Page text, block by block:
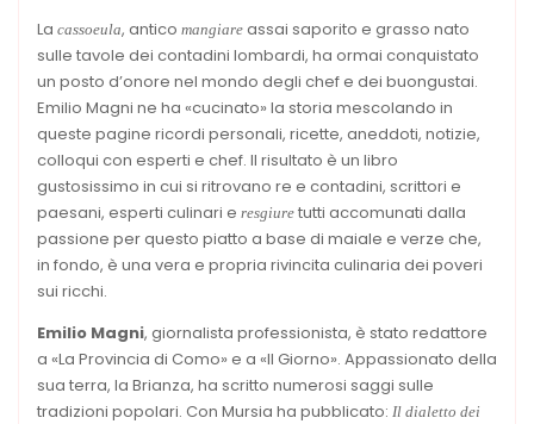
La cassoeula, antico mangiare assai saporito e grasso nato
sulle tavole dei contadini lombardi, ha ormai conquistato
un posto d’onore nel mondo degli chef e dei buongustai.
Emilio Magni ne ha «cucinato» la storia mescolando in
queste pagine ricordi personali, ricette, aneddoti, notizie,
colloqui con esperti e chef. Il risultato è un libro
gustosissimo in cui si ritrovano re e contadini, scrittori e
paesani, esperti culinari e resgiure tutti accomunati dalla
passione per questo piatto a base di maiale e verze che,
in fondo, è una vera e propria rivincita culinaria dei poveri
sui ricchi.
Emilio Magni, giornalista professionista, è stato redattore
a «La Provincia di Como» e a «Il Giorno». Appassionato della
sua terra, la Brianza, ha scritto numerosi saggi sulle
tradizioni popolari. Con Mursia ha pubblicato: Il dialetto dei